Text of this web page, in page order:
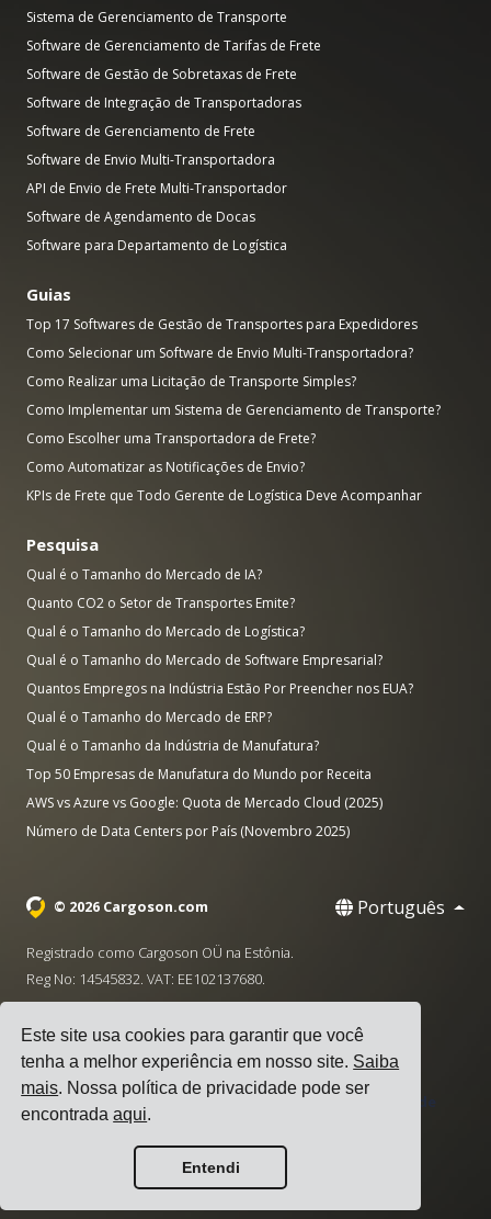
Este site usa cookies para garantir que você
tenha a melhor experiência em nosso site. Saiba
mais. Nossa política de privacidade pode ser
encontradaaqui.
Entendi
Sistema de Gerenciamento de Transporte
Software de Gerenciamento de Tarifas de Frete
Software de Gestão de Sobretaxas de Frete
Software de Integração de Transportadoras
Software de Gerenciamento de Frete
Software de Envio Multi-Transportadora
API de Envio de Frete Multi-Transportador
Software de Agendamento de Docas
Software para Departamento de Logística
Guias
Top 17 Softwares de Gestão de Transportes para Expedidores
Como Selecionar um Software de Envio Multi-Transportadora?
Como Realizar uma Licitação de Transporte Simples?
Como Implementar um Sistema de Gerenciamento de Transporte?
Como Escolher uma Transportadora de Frete?
Como Automatizar as Notificações de Envio?
KPIs de Frete que Todo Gerente de Logística Deve Acompanhar
Pesquisa
Qual é o Tamanho do Mercado de IA?
Quanto CO2 o Setor de Transportes Emite?
Qual é o Tamanho do Mercado de Logística?
Qual é o Tamanho do Mercado de Software Empresarial?
Quantos Empregos na Indústria Estão Por Preencher nos EUA?
Qual é o Tamanho do Mercado de ERP?
Qual é o Tamanho da Indústria de Manufatura?
Top 50 Empresas de Manufatura do Mundo por Receita
AWS vs Azure vs Google: Quota de Mercado Cloud (2025)
Número de Data Centers por País (Novembro 2025)
© 2026 Cargoson.com Português
Registrado como Cargoson OÜ na Estônia.
Reg No: 14545832. VAT: EE102137680.
· hello@cargoson.com
Termos de Serviço Política de Privacidade
Política de